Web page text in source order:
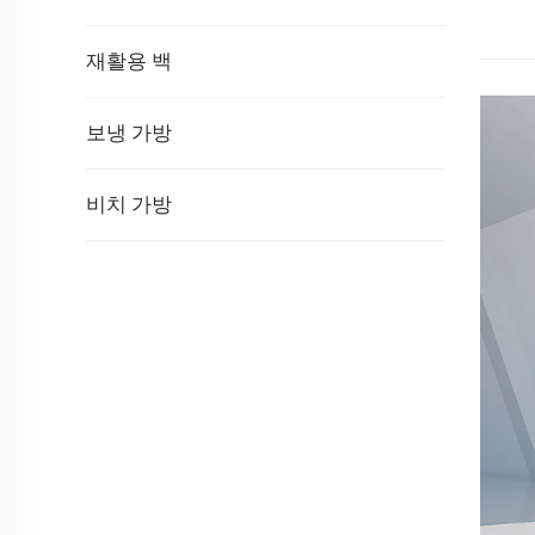
재활용 백
보냉 가방
비치 가방